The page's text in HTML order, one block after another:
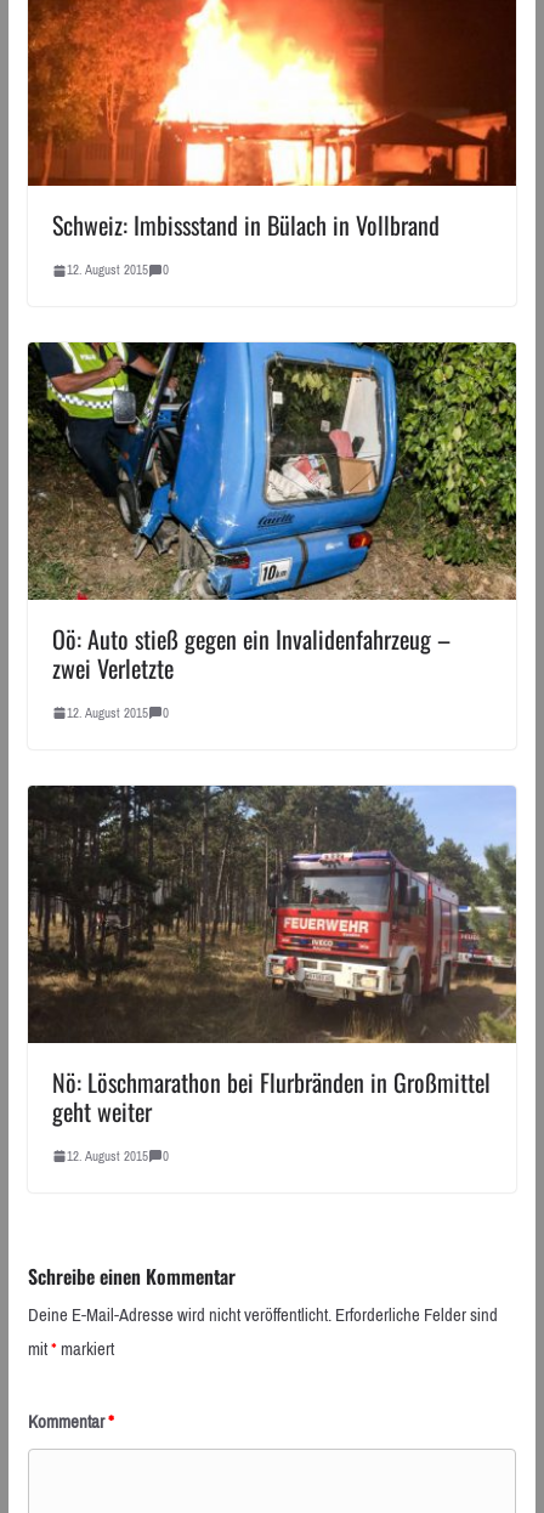
Schweiz: Imbissstand in Bülach in Vollbrand
12. August 2015 0
Oö: Auto stieß gegen ein Invalidenfahrzeug –
zwei Verletzte
12. August 2015 0
Nö: Löschmarathon bei Flurbränden in Großmittel
geht weiter
12. August 2015 0
Schreibe einen Kommentar
Deine E-Mail-Adresse wird nicht veröffentlicht.Erforderliche Felder sind
mit*markiert
Kommentar*